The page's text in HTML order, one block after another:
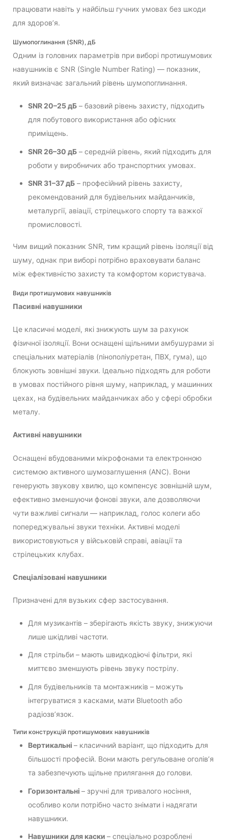
працювати навіть у найбільш гучних умовах без шкоди
для здоров’я.
Шумопоглинання (SNR), дБ
Одним із головних параметрів при виборі протишумових
навушників є SNR (Single Number Rating) — показник,
який визначає загальний рівень шумопоглинання.
SNR 20–25 дБ – базовий рівень захисту, підходить
для побутового використання або офісних
приміщень.
SNR 26–30 дБ – середній рівень, який підходить для
роботи у виробничих або транспортних умовах.
SNR 31–37 дБ – професійний рівень захисту,
рекомендований для будівельних майданчиків,
металургії, авіації, стрілецького спорту та важкої
промисловості.
Чим вищий показник SNR, тим кращий рівень ізоляції від
шуму, однак при виборі потрібно враховувати баланс
між ефективністю захисту та комфортом користувача.
Види протишумових навушників
Пасивні навушники
Це класичні моделі, які знижують шум за рахунок
фізичної ізоляції. Вони оснащені щільними амбушурами зі
спеціальних матеріалів (пінополіуретан, ПВХ, гума), що
блокують зовнішні звуки. Ідеально підходять для роботи
в умовах постійного рівня шуму, наприклад, у машинних
цехах, на будівельних майданчиках або у сфері обробки
металу.
Активні навушники
Оснащені вбудованими мікрофонами та електронною
системою активного шумозаглушення (ANC). Вони
генерують звукову хвилю, що компенсує зовнішній шум,
ефективно зменшуючи фонові звуки, але дозволяючи
чути важливі сигнали — наприклад, голос колеги або
попереджувальні звуки техніки. Активні моделі
використовуються у військовій справі, авіації та
стрілецьких клубах.
Спеціалізовані навушники
Призначені для вузьких сфер застосування.
Для музикантів – зберігають якість звуку, знижуючи
лише шкідливі частоти.
Для стрільби – мають швидкодіючі фільтри, які
миттєво зменшують рівень звуку пострілу.
Для будівельників та монтажників – можуть
інтегруватися з касками, мати Bluetooth або
радіозв’язок.
Типи конструкцій протишумових навушників
Вертикальні – класичний варіант, що підходить для
більшості професій. Вони мають регульоване оголів’я
та забезпечують щільне прилягання до голови.
Горизонтальні – зручні для тривалого носіння,
особливо коли потрібно часто знімати і надягати
навушники.
Навушники для каски – спеціально розроблені